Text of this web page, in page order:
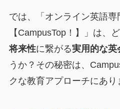
では、「オンライン英語専
【CampusTop！】」は、
将来性に繋がる実用的な英
うか？その秘密は、
クな教育アプローチにあり